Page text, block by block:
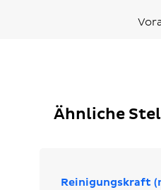
Ähnliche
Reinigungskraft